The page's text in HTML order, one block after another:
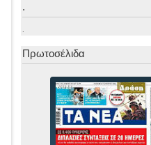
.
.
Πρωτοσέλιδα